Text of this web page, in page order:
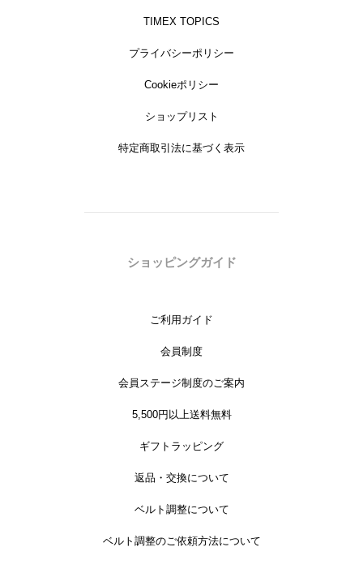
TIMEX TOPICS
プライバシーポリシー
Cookieポリシー
ショップリスト
特定商取引法に基づく表示
ショッピングガイド
ご利用ガイド
会員制度
会員ステージ制度のご案内
5,500円以上送料無料
ギフトラッピング
返品・交換について
ベルト調整について
ベルト調整のご依頼方法について